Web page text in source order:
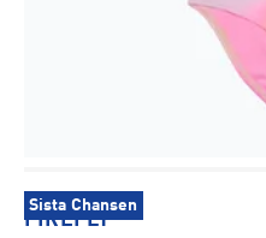
Sista Chansen
FIREFLY